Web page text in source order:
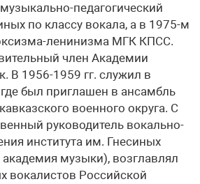
педагогический
по классу вокала, а в 1975-м
ленинизма МГК КПСС.
член Академии
В 1956-1959 гг. служил в
был приглашен в ансамбль
военного округа. С
руководитель вокально-
института им. Гнесиных
музыки), возглавлял
вокалистов Российской